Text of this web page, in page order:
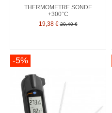
THERMOMETRE SONDE
+300°C
19,38 € 20,40 €
-5%